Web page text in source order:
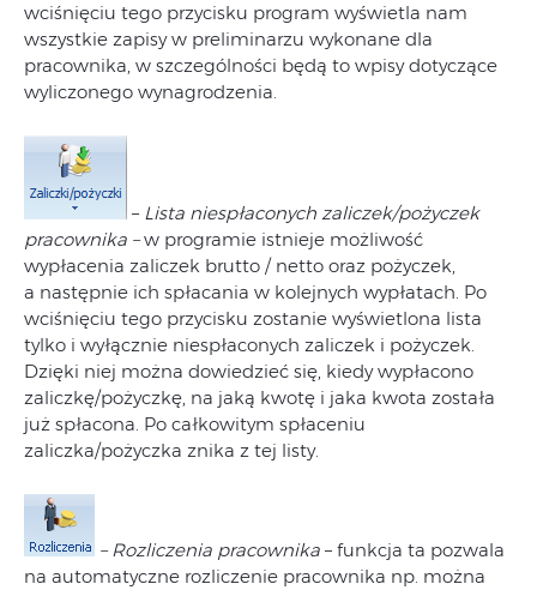
wciśnięciu tego przycisku program wyświetla nam
wszystkie zapisy w preliminarzu wykonane dla
pracownika, w szczególności będą to wpisy dotyczące
wyliczonego wynagrodzenia.
– Lista niespłaconych zaliczek/pożyczek
pracownika –w programie istnieje możliwość
wypłacenia zaliczek brutto / netto oraz pożyczek,
a następnie ich spłacania w kolejnych wypłatach. Po
wciśnięciu tego przycisku zostanie wyświetlona lista
tylko i wyłącznie niespłaconych zaliczek i pożyczek.
Dzięki niej można dowiedzieć się, kiedy wypłacono
zaliczkę/pożyczkę, na jaką kwotę i jaka kwota została
już spłacona. Po całkowitym spłaceniu
zaliczka/pożyczka znika z tej listy.
– Rozliczenia pracownika – funkcja ta pozwala
na automatyczne rozliczenie pracownika np. można